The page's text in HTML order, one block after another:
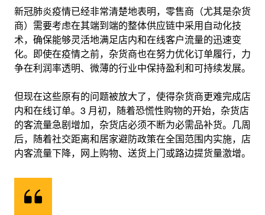
新冠肺炎疫情已经非常清楚地表明，零售商（尤其是杂货
商）需要考虑在其端到端的整体供应链中采用自动化技
术，确保能够灵活地满足店内和在线客户流量的迅速变
化。即使在疫情之前，杂货商也在努力优化订单履行，力
争在利润率透明、微薄的行业中保持盈利和可持续发展。
但现在这些原有的问题被放大了，使得杂货商更难完成店
内和在线订单。3 月初，随着恐慌性购物的开始，杂货店
的客流量急剧增加，杂货店必须不断为必需品补货。几周
后，随着社交距离和居家避防政策在全国范围内实施，店
内客流量下降，网上购物、送货上门或路边提货量激增。